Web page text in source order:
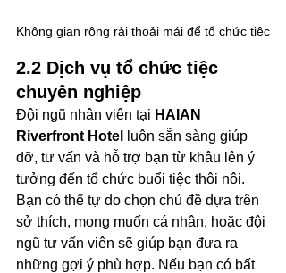
Không gian rộng rải thoải mái để tổ chức tiệc
2.2 Dịch vụ tổ chức tiệc
chuyên nghiệp
Đội ngũ nhân viên tại HAIAN
Riverfront Hotel
luôn sẵn sàng giúp
đỡ, tư vấn và hỗ trợ bạn từ khâu lên ý
tưởng đến tổ chức buổi tiệc thôi nôi.
Bạn có thể tự do chọn chủ đề dựa trên
sở thích, mong muốn cá nhân, hoặc đội
ngũ tư vấn viên sẽ giúp bạn đưa ra
những gợi ý phù hợp. Nếu bạn có bất